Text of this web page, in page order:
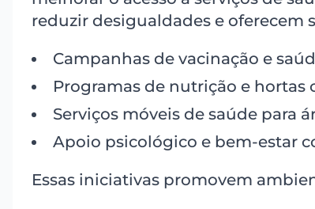
reduzir desigualdades e oferecem
Campanhas de vacinação e
Programas de nutrição e hortas
Serviços móveis de saúde para
Apoio psicológico e bem-estar
Essas iniciativas promovem